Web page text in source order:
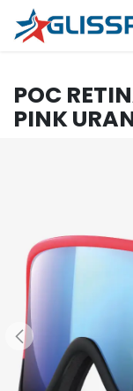
Se rendre au
POC
PINK